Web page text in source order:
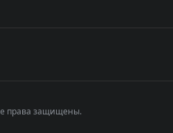
права защищены.